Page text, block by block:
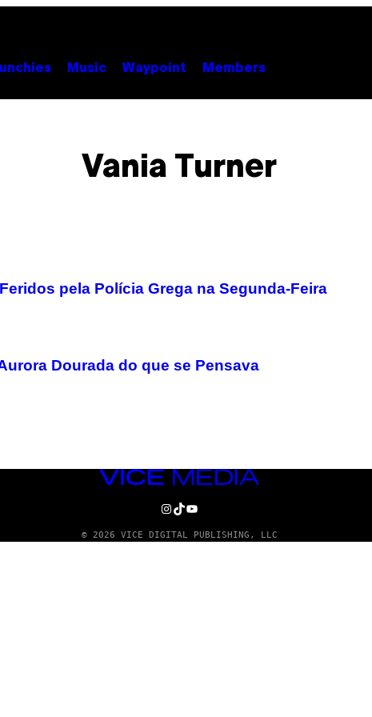
Music Waypoint Members
Vania Turner
pela Polícia Grega na Segunda-Feira
Dourada do que se Pensava
VICE
INSTAGRAM
TIKTOK
YOUTUBE
© 2026 VICE DIGITAL PUBLISHING, LLC